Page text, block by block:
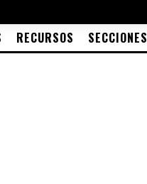
RECURSOS SECCIONES